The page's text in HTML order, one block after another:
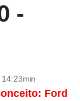
-
Ford